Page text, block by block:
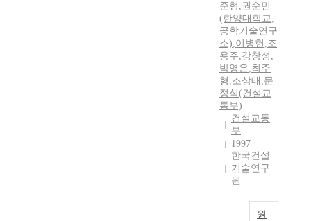
준형 ,권순민
(한양대학교,
공학기술연구
소),이병헌 ,조
용주,강창성 ,
박영은,최주
형 ,조상태 ,문
정식(건설교
통부)
건설교통
부
1997
한국건설
기술연구
원
원